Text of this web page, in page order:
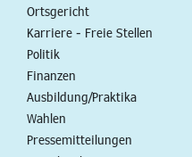
Ortsgericht
Karriere - Freie Stellen
Politik
Finanzen
Ausbildung/Praktika
Wahlen
Pressemitteilungen